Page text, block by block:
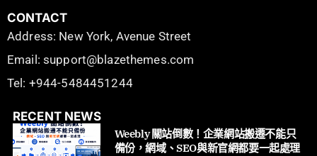
CONTACT
Address: New York, Avenue Street
Email: support@blazethemes.com
Tel: +944-5484451244
RECENT NEWS
Weebly 關站倒數！企業網站搬遷不能只
備份，網域、SEO與新官網都要一起處理